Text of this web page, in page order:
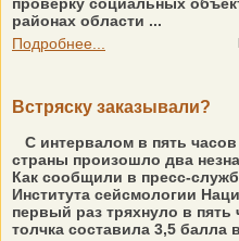
районах области ...
Подробнее...
Встряску заказывали?
С интервалом в пять
страны произошло два
Как сообщили в пресс-
Института сейсмологии
первый раз тряхнуло в пять
толчка составила 3,5 балла